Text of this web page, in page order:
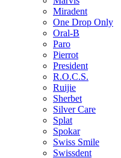
Miradent
One Drop Only
Oral-B
Paro
Pierrot
President
R.O.C.S.
Ruijie
Sherbet
Silver Care
Splat
Spokar
Swiss Smile
Swissdent